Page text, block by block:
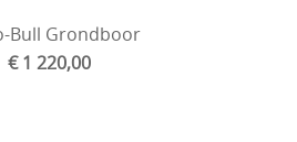
Bull Grondboor
€ 1 220,00